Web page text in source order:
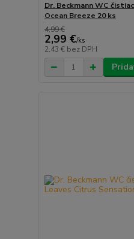
Dr. Beckmann WC
Ocean Breeze 20 ks
4,99 €
2,99 €/ks
2,43 € bez DPH